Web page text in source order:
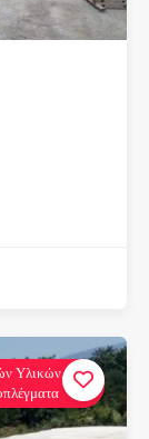
Υλικών,